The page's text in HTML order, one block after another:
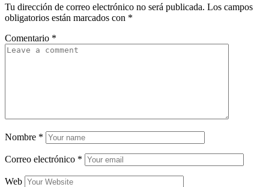
Tu dirección de correo electrónico no será publicada. Los campos
obligatorios están marcados con *
Comentario *
Nombre *
Correo electrónico *
Web